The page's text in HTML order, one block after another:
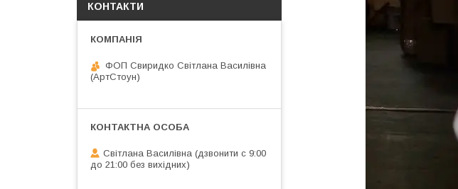
КОНТАКТИ
ФОП Свиридко Світлана Василівна
(АртСтоун)
Світлана Василівна (дзвонити с 9:00
до 21:00 без вихідних)